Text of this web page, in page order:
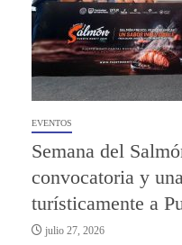
EVENTOS
Semana del
convocatoria y
turísticamente a
julio 27, 2026